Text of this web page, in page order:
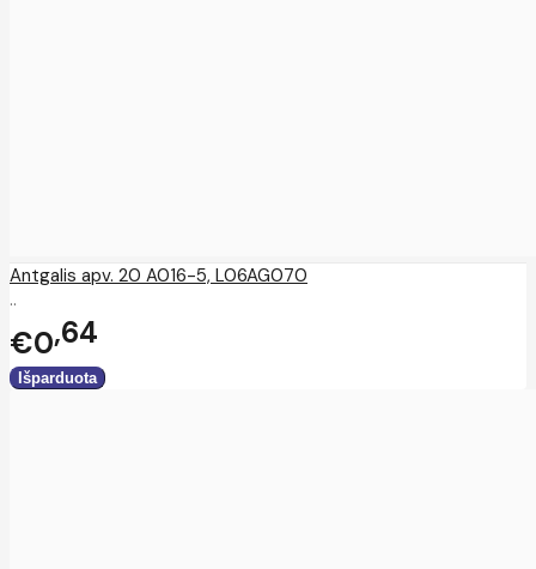
Antgalis apv. 20 A016-5, L06AG070
..
€0 64